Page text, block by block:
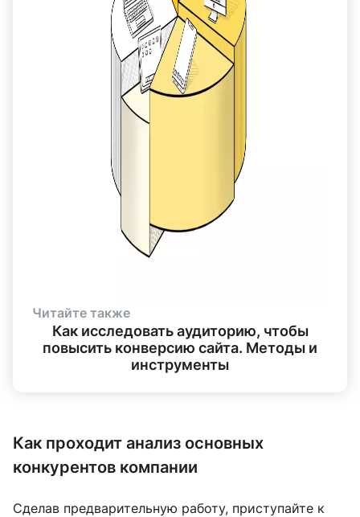
Читайте также
Как исследовать аудиторию, чтобы
повысить конверсию сайта. Методы и
инструменты
Как проходит анализ основных
конкурентов компании
Сделав предварительную работу, приступайте к